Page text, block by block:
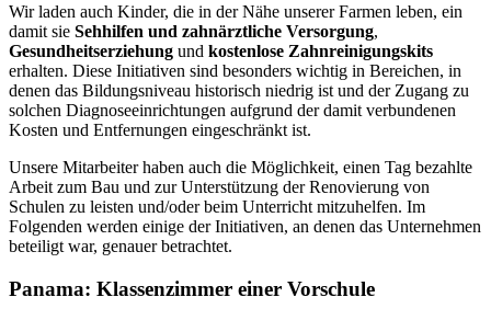
Wir laden auch Kinder, die in der Nähe unserer Farmen leben, ein
damit sie Sehhilfen und zahnärztliche Versorgung,
Gesundheitserziehung und kostenlose Zahnreinigungskits
erhalten. Diese Initiativen sind besonders wichtig in Bereichen, in
denen das Bildungsniveau historisch niedrig ist und der Zugang zu
solchen Diagnoseeinrichtungen aufgrund der damit verbundenen
Kosten und Entfernungen eingeschränkt ist.
Unsere Mitarbeiter haben auch die Möglichkeit, einen Tag bezahlte
Arbeit zum Bau und zur Unterstützung der Renovierung von
Schulen zu leisten und/oder beim Unterricht mitzuhelfen. Im
Folgenden werden einige der Initiativen, an denen das Unternehmen
beteiligt war, genauer betrachtet.
Panama: Klassenzimmer einer Vorschule